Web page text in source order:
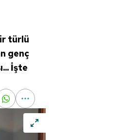
türlü
genç
İşte